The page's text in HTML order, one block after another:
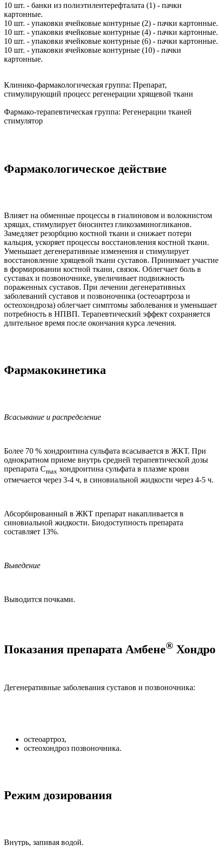
10 шт. - банки из полиэтилентерефталата (1) - пачки
картонные.
10 шт. - упаковки ячейковые контурные (2) - пачки картонные.
10 шт. - упаковки ячейковые контурные (4) - пачки картонные.
10 шт. - упаковки ячейковые контурные (6) - пачки картонные.
10 шт. - упаковки ячейковые контурные (10) - пачки
картонные.
Клинико-фармакологическая группа: Препарат,
стимулирующий процесс регенерации хрящевой ткани
Фармако-терапевтическая группа: Регенерации тканей
стимулятор
Фармакологическое действие
Влияет на обменные процессы в гиалиновом и волокнистом
хрящах, стимулирует биосинтез гликозаминогликанов.
Замедляет резорбцию костной ткани и снижает потери
кальция, ускоряет процессы восстановления костной ткани.
Уменьшает дегенеративные изменения и стимулирует
восстановление хрящевой ткани суставов. Принимает участие
в формировании костной ткани, связок. Облегчает боль в
суставах и позвоночнике, увеличивает подвижность
пораженных суставов. При лечении дегенеративных
заболеваний суставов и позвоночника (остеоартроза и
остеохондроза) облегчает симптомы заболевания и уменьшает
потребность в НПВП. Терапевтический эффект сохраняется
длительное время после окончания курса лечения.
Фармакокинетика
Всасывание и распределение
Более 70 % хондроитина сульфата всасывается в ЖКТ. При
однократном приеме внутрь средней терапевтической дозы
препарата Cmax хондроитина сульфата в плазме крови
отмечается через 3-4 ч, в синовиальной жидкости через 4-5 ч.
Абсорбированный в ЖКТ препарат накапливается в
синовиальной жидкости. Биодоступность препарата
составляет 13%.
Выведение
Выводится почками.
Показания препарата Амбене® Хондро
Дегенеративные заболевания суставов и позвоночника:
остеоартроз,
остеохондроз позвоночника.
Режим дозирования
Внутрь, запивая водой.